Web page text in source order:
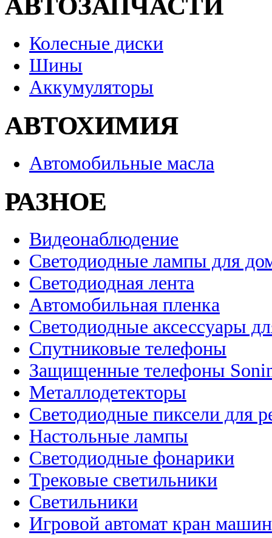
АВТОЗАПЧАСТИ
Колесные диски
Шины
Аккумуляторы
АВТОХИМИЯ
Автомобильные масла
РАЗНОЕ
Видеонаблюдение
Светодиодные лампы для
Светодиодная лента
Автомобильная пленка
Светодиодные аксессуары
Спутниковые телефоны
Защищенные телефоны
Металлодетекторы
Светодиодные пиксели для
Настольные лампы
Светодиодные фонарики
Трековые светильники
Светильники
Игровой автомат кран